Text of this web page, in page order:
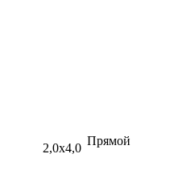
2,0х4,0
Прямой